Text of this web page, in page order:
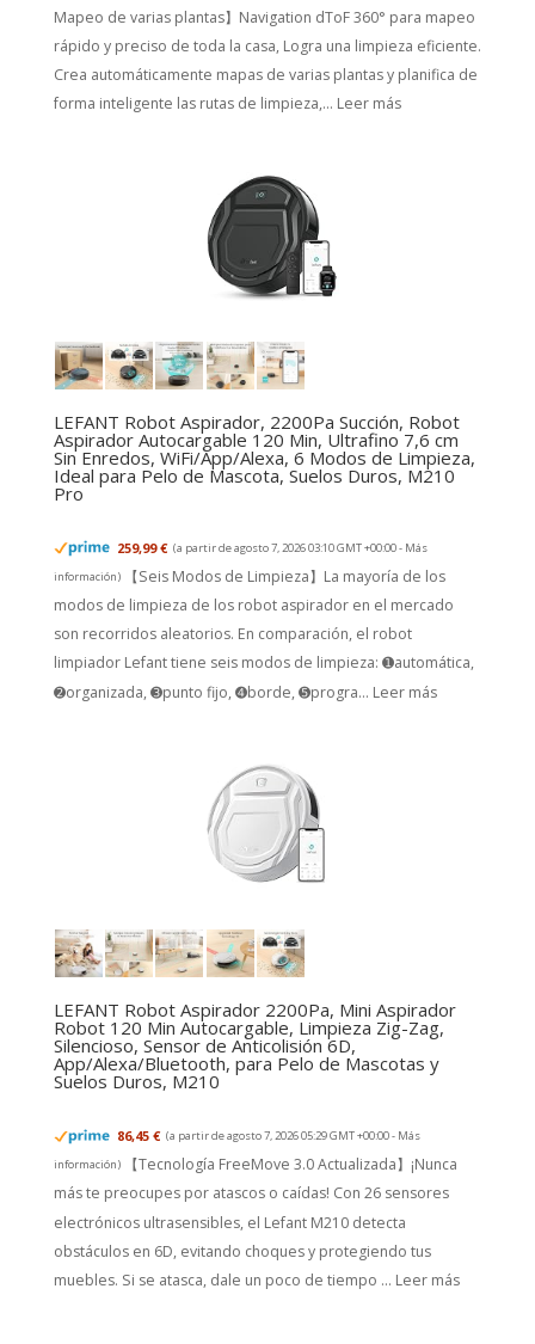
Mapeo de varias plantas】Navigation dToF 360° para mapeo
rápido y preciso de toda la casa, Logra una limpieza eficiente.
Crea automáticamente mapas de varias plantas y planifica de
forma inteligente las rutas de limpieza,... Leer más
LEFANT Robot Aspirador, 2200Pa Succión, Robot
Aspirador Autocargable 120 Min, Ultrafino 7,6 cm
Sin Enredos, WiFi/App/Alexa, 6 Modos de Limpieza,
Ideal para Pelo de Mascota, Suelos Duros, M210
Pro
259,99 € (a partir de agosto 7, 2026 03:10 GMT +00:00 - Más
información)
【Seis Modos de Limpieza】La mayoría de los
modos de limpieza de los robot aspirador en el mercado
son recorridos aleatorios. En comparación, el robot
limpiador Lefant tiene seis modos de limpieza: ➊automática,
➋organizada, ➌punto fijo, ➍borde, ➎progra... Leer más
LEFANT Robot Aspirador 2200Pa, Mini Aspirador
Robot 120 Min Autocargable, Limpieza Zig-Zag,
Silencioso, Sensor de Anticolisión 6D,
App/Alexa/Bluetooth, para Pelo de Mascotas y
Suelos Duros, M210
86,45 € (a partir de agosto 7, 2026 05:29 GMT +00:00 - Más
información)
【Tecnología FreeMove 3.0 Actualizada】¡Nunca
más te preocupes por atascos o caídas! Con 26 sensores
electrónicos ultrasensibles, el Lefant M210 detecta
obstáculos en 6D, evitando choques y protegiendo tus
muebles. Si se atasca, dale un poco de tiempo ... Leer más